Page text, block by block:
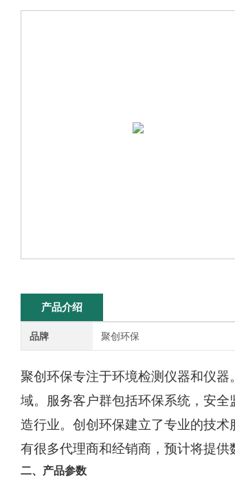
产品介绍
品牌 聚创环保
聚创 环保专注于环境检测仪器和仪
域。服务客户群包括环保系统，安
造行业。创创环保建立了专业的技
有很多代理商和经销商，预计将提供
二、产品参数